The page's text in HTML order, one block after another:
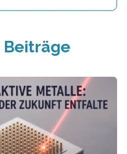
Beiträge